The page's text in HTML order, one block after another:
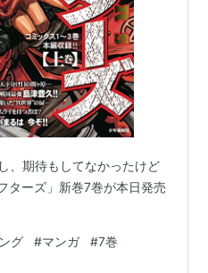
、期待もしてなかったけど
ターズ」新巻7巻が本日発売
グ #マンガ #7巻